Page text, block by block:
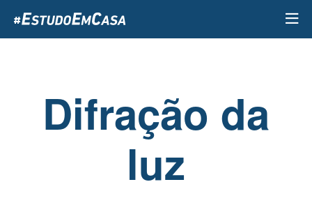
para
o
Difração da
luz